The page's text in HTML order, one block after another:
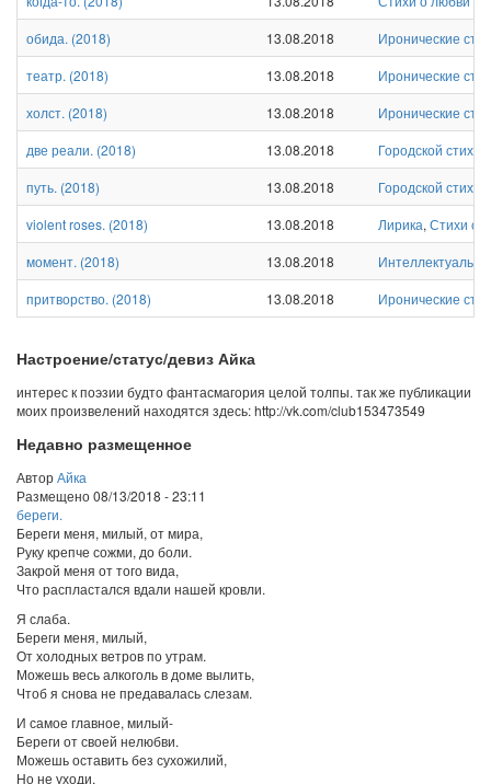
обида. (2018) 13.08.2018
Иронические
театр. (2018) 13.08.2018
Иронические
холст. (2018) 13.08.2018
Иронические
две реали. (2018) 13.08.2018 Городской стих
путь. (2018) 13.08.2018 Городской стих
violent roses. (2018) 13.08.2018 Лирика, Стихи о
момент. (2018) 13.08.2018
притворство. (2018) 13.08.2018 Иронические
Настроение/статус/девиз Айка
интерес к поэзии будто фантасмагория целой толпы. так же публикации
моих произвелений находятся здесь: http://vk.com/club153473549
Недавно размещенное
АвторАйка
Размещено08/13/2018 - 23:11
береги.
Береги меня, милый, от мира,
Руку крепче сожми, до боли.
Закрой меня от того вида,
Что распластался вдали нашей кровли.
Я слаба.
Береги меня, милый,
От холодных ветров по утрам.
Можешь весь алкоголь в доме вылить,
Чтоб я снова не предавалась слезам.
И самое главное, милый-
Береги от своей нелюбви.
Можешь оставить без сухожилий,
Но не уходи.